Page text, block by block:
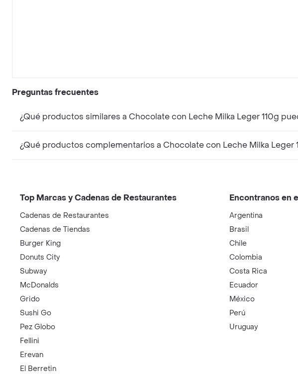
Preguntas frecuentes
¿Qué productos similares a Chocolate con Leche Milka Leger 110g
¿Qué productos complementarios a Chocolate con Leche Milka Leger
Top Marcas y Cadenas de Restaurantes
Cadenas de Restaurantes
Cadenas de Tiendas
Burger King
Donuts City
Subway
McDonalds
Grido
Sushi Go
Pez Globo
Fellini
Erevan
El Berretin
Encontranos en
Argentina
Brasil
Chile
Colombia
Costa Rica
Ecuador
México
Perú
Uruguay